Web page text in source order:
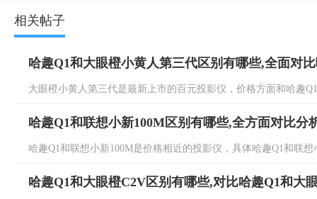
相关帖子
哈趣Q1和大眼橙小黄人第三代区别有哪些,全面对
大眼橙小黄人第三代是最新上市的百元投影仪，价格方面和哈趣
哈趣Q1和联想小新100M区别有哪些,全方面对比分
哈趣Q1和联想小新100M是价格相近的投影仪，具体哈趣Q1和联
哈趣Q1和大眼橙C2V区别有哪些,对比哈趣Q1和大